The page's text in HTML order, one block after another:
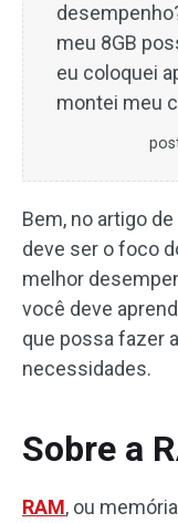
meu 8GB
eu coloquei
montei meu
Bem, no artigo
deve ser o foco
melhor
você deve
que possa fazer
necessidades.
Sobre a
RAM, ou